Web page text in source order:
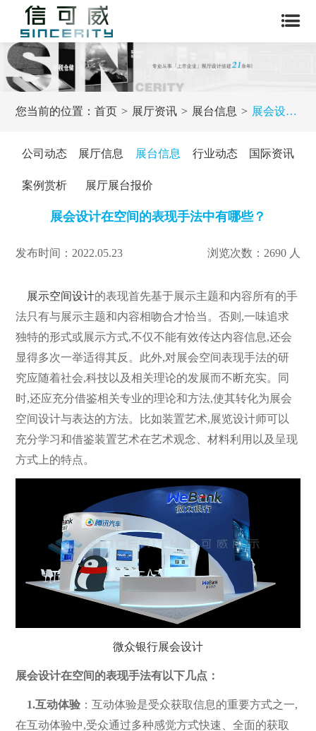
您当前的位置：首页 展厅资讯 展台信息 展会设计在空间的表现手法中有哪些？
公司动态 展厅信息 展台信息 行业动态 国际资讯
案例赏析 展厅展台报价
展会设计在空间的表现手法中有哪些？
发布时间：2022.05.23 浏览次数：2690 人
展示空间设计的表现首先基于展示主题和内容所有的手
法只有与展示主题和内容相吻合才恰当。否则,一味追求
独特的形式或展示方式,不仅不能有效传达内容信息,还会
显得多次一举适得其反。此外,对展会空间表现手法的研
究应随着社会,科技以及相关理论的发展而不断充实。同
时,还应充分借鉴相关专业的理论和方法,使其转化为展会
空间设计与表达的方法。比如装置艺术,展览设计师可以
充分学习和借鉴装置艺术在艺术观念、材料利用以及呈现
方式上的特点。
微众银行展会设计
展会设计在空间的表现手法有以下几点：
1.互动体验 ：互动体验是受众获取信息的重要方式之一,
在互动体验中,受众通过多种感觉方式快速、全面的获取